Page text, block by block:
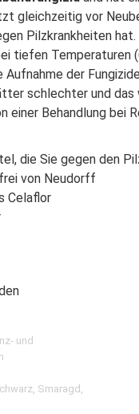
gleichzeitig vor
Pilzkrankheiten hat.
tiefen Temperaturen
der
schlechter und
Behandlung bei
die Sie gegen den
von Neudorff
Celaflor
und
, Smaragd ,